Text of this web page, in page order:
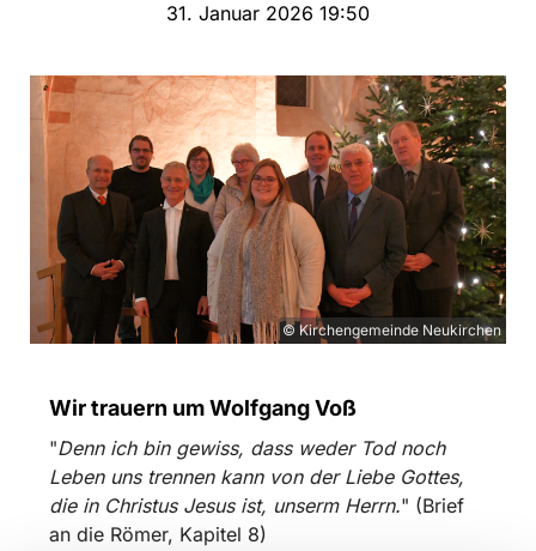
31. Januar 2026 19:50
© Kirchengemeinde Neukirchen
Wir trauern um Wolfgang Voß
"Denn ich bin gewiss, dass weder Tod noch
Leben uns trennen kann von der Liebe Gottes,
die in Christus Jesus ist, unserm Herrn." (Brief
an die Römer, Kapitel 8)